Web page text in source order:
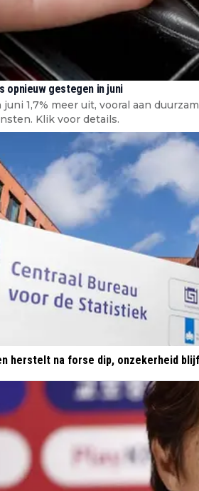
opnieuw gestegen in juni
1,7% meer uit, vooral aan
Klik voor details.
herstelt na forse dip, onzekerheid